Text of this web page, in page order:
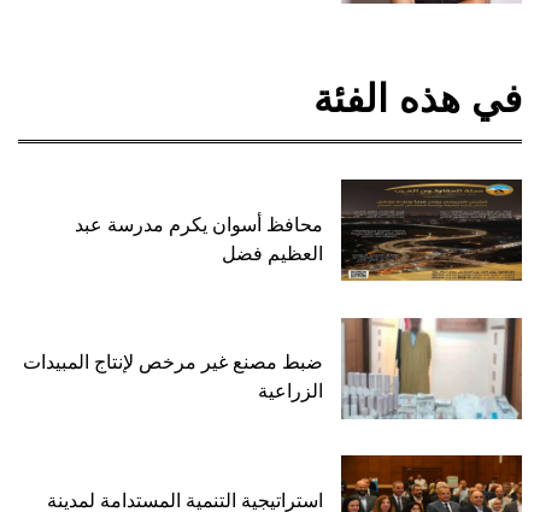
في هذه الفئة
محافظ أسوان يكرم مدرسة عبد
العظيم فضل
ضبط مصنع غير مرخص لإنتاج المبيدات
الزراعية
استراتيجية التنمية المستدامة لمدينة